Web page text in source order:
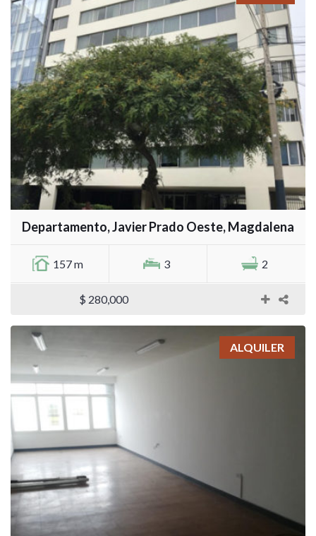
Departamento, Javier Prado Oeste, Magdalena
157 m 3 2
$ 280,000
ALQUILER